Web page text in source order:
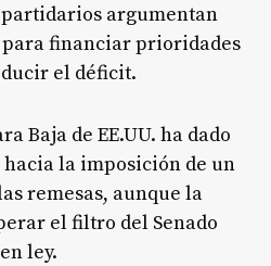
argumentan
para financiar prioridades
el déficit.
Baja de EE.UU. ha dado
la imposición de un
remesas, aunque la
el filtro del Senado
ley.